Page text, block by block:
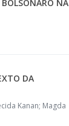
BOLSONARO NA
DA
Kanan; Magda